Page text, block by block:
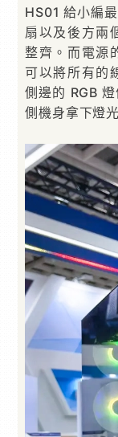
HS01 給小編
扇以及後方兩
整齊。而電源
可以將所有的
側邊的 RGB
側機身拿下燈